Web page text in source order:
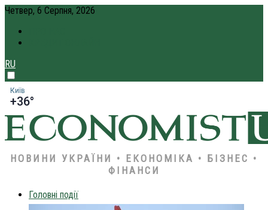
Четвер, 6 Серпня, 2026
RU
Київ
+36°
НОВИНИ УКРАЇНИ • ЕКОНОМІКА • БІЗНЕС •
ФІНАНСИ
Головні події